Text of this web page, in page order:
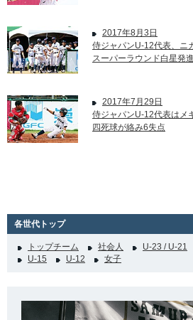
2017年8月3日
侍ジャパンU-12代表、ニ
スーパーラウンド白星発進
2017年7月29日
侍ジャパンU-12代表はメ
四死球が絡み6失点
各世代トップ
トップチーム 社会人 U-23 / U-21
U-15
U-12 女子